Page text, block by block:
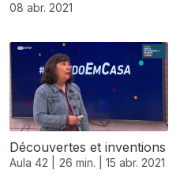
08 abr. 2021
Découvertes et inventions
Aula 42 | 26 min. | 15 abr. 2021